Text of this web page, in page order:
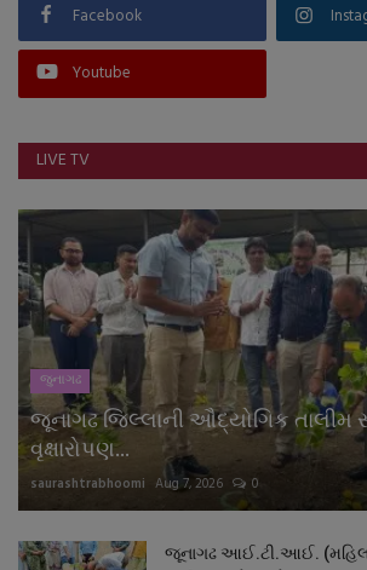
Facebook
Youtube
LIVE TV
જુનાગઢ
જૂનાગઢ જિલ્લાની ઔદ્યોગિક
વૃક્ષારોપણ...
saurashtrabhoomi Aug 7, 2026 0
જૂનાગઢ આઈ.ટી.આઈ.